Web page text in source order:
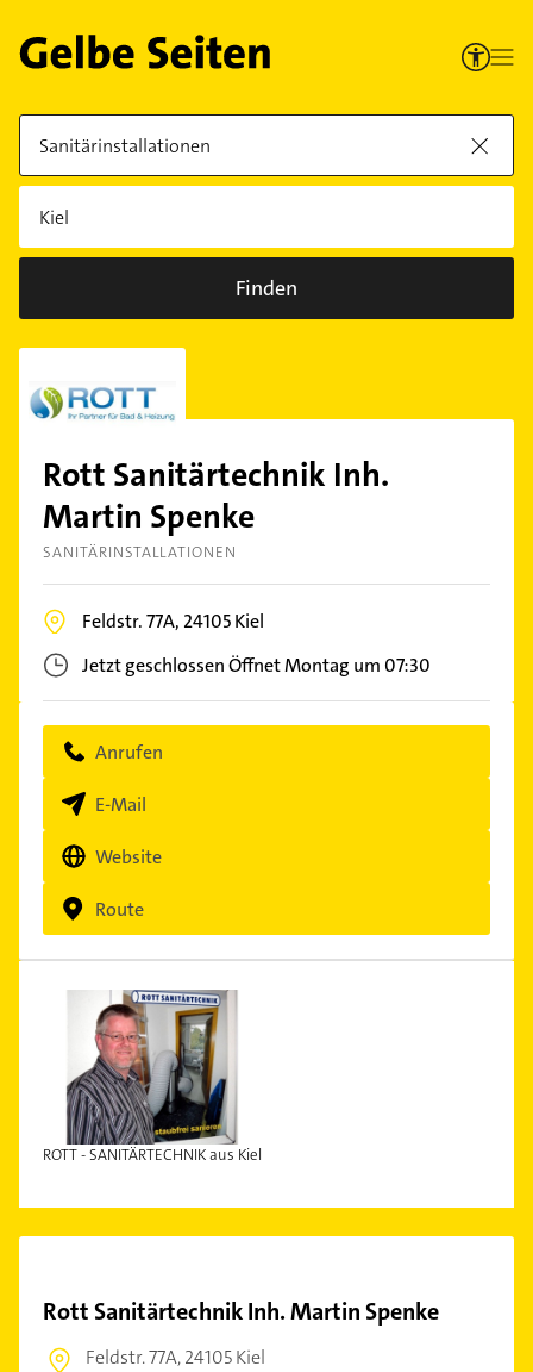
Finden
Rott Sanitärtechnik Inh.
Martin Spenke
SANITÄRINSTALLATIONEN
Feldstr. 77A, 24105Kiel
Jetzt geschlossenÖffnet Montag um 07:30
Anrufen
E-Mail
Website
Route
ROTT - SANITÄRTECHNIK aus Kiel
Rott Sanitärtechnik Inh. Martin Spenke
Feldstr. 77A,24105 Kiel